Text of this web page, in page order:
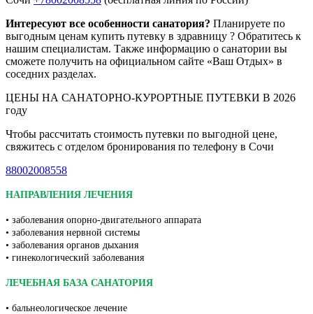
Интересуют все особенности санатория? Планируете по
выгодным ценам купить путевку в здравницу ? Обратитесь к
нашим специалистам. Также информацию о санатории вы
сможете получить на официальном сайте «Ваш Отдых» в
соседних разделах.
ЦЕНЫ НА САНАТОРНО-КУРОРТНЫЕ ПУТЕВКИ В 2026
году
Чтобы рассчитать стоимость путевки по выгодной цене,
свяжитесь с отделом бронирования по телефону в Сочи
88002008558
НАПРАВЛЕНИЯ ЛЕЧЕНИЯ
• заболевания опорно-двигательного аппарата
• заболевания нервной системы
• заболевания органов дыхания
• гинекологический заболевания
ЛЕЧЕБНАЯ БАЗА САНАТОРИЯ
• бальнеологическое лечение